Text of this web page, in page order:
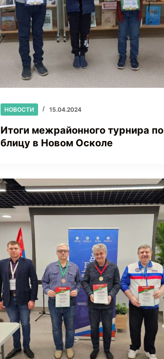
НОВОСТИ 15.04.2024
Итоги межрайонного турнира по
блицу в Новом Осколе